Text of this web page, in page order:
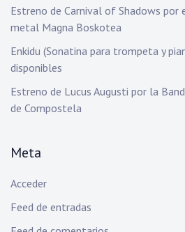
Estreno de Carnival of Shadows
metal Magna Boskotea
Enkidu (Sonatina para trompeta y
disponibles
Estreno de Lucus Augusti por la
de Compostela
Meta
Acceder
Feed de entradas